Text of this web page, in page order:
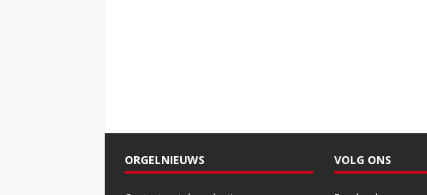
ORGELNIEUWS VOLG ONS